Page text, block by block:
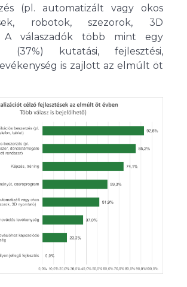
(pl. automatizált vagy okos
robotok, szezorok, 3D
A válaszadók több mint egy
(37%) kutatási, fejlesztési,
is zajlott az elmúlt öt